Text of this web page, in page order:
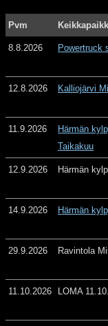
Pvm
8.8.2026 Powertruck
12.8.2026 Kalliojärvi
11.9.2026
Härmän
Taikakuu
12.9.2026 Härmän
14.9.2026 Härmän
29.9.2026 Ravintola
11.10.2026 LOMA